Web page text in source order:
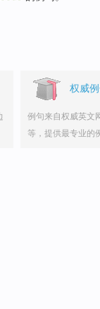
权威
例句来自权威英文
等，提供最专业的